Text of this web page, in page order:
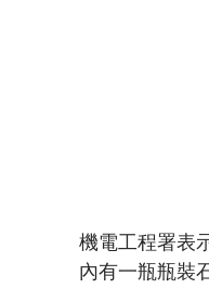
機電工程署表
內有一瓶瓶裝